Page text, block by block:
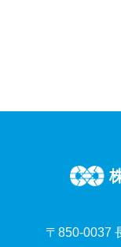
〒850-0037